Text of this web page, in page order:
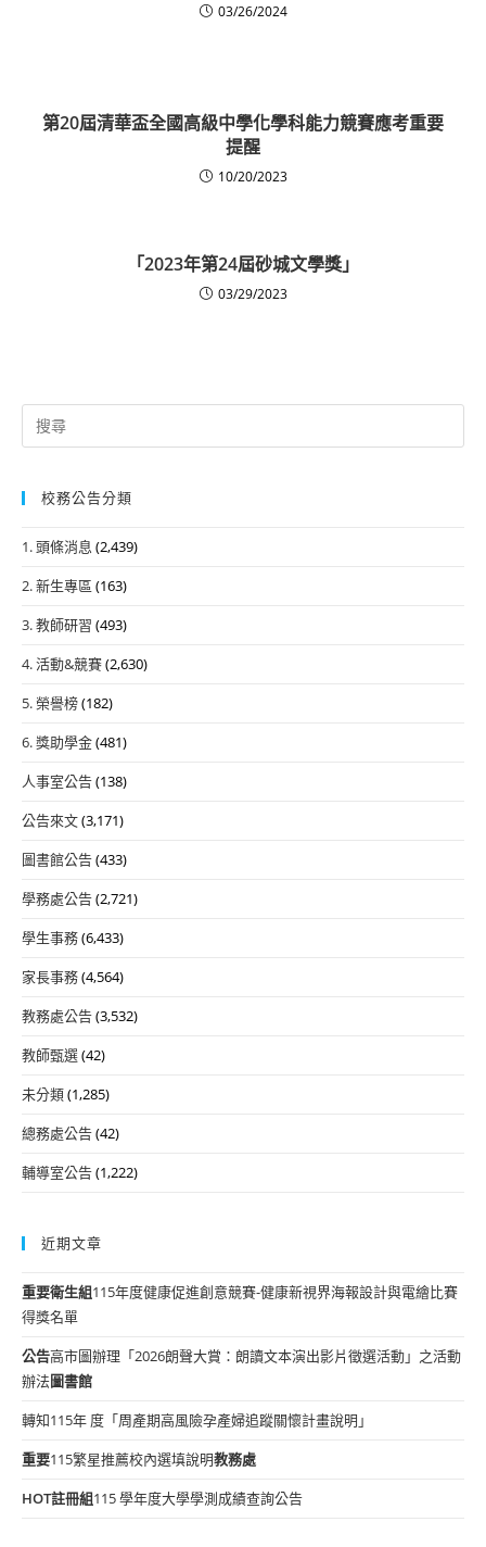
03/26/2024
第20屆清華盃全國高級中學化學科能力競賽應考重要
提醒
10/20/2023
「2023年第24屆砂城文學獎」
03/29/2023
Search
for:
校務公告分類
1. 頭條消息 (2,439)
2. 新生專區 (163)
3. 教師研習 (493)
4. 活動&競賽(2,630)
5. 榮譽榜(182)
6. 獎助學金(481)
人事室公告(138)
公告來文(3,171)
圖書館公告(433)
學務處公告(2,721)
學生事務(6,433)
家長事務(4,564)
教務處公告(3,532)
教師甄選(42)
未分類(1,285)
總務處公告(42)
輔導室公告(1,222)
近期文章
重要衛生組115年度健康促進創意競賽-健康新視界海報設計與電繪比賽
得獎名單
公告高市圖辦理「2026朗聲大賞：朗讀文本演出影片徵選活動」之活動
辦法圖書館
轉知115年 度「周產期高風險孕產婦追蹤關懷計畫說明」
重要115繁星推薦校內選填說明教務處
HOT註冊組115 學年度大學學測成績查詢公告